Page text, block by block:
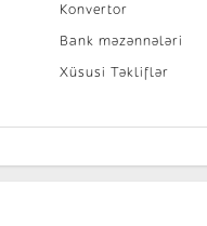
Konvertor
Bank məzənnələri
Xüsusi Təkliflər